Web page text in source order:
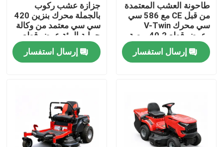
المنزل
المنتجات
حولنا
طاحونة العشب المعتمدة
من قبل CE مع 586 سي
سي محرك V-Twin
وعرض قطع 40.2 بوصة
مصطاد العشب
إرسال استفسار
جزازة عشب ركوب
بالجملة محرك بنزين 420
سي سي معتمد من وكالة
حماية البيئة عرض قطع
38 بوصة دعم مصنعي
المعدات الأصلية
إرسال استفسار